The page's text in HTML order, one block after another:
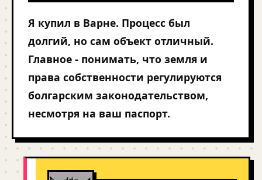
Я купил в Варне. Процесс был
долгий, но сам объект отличный.
Главное - понимать, что земля и
права собственности регулируются
болгарским законодательством,
несмотря на ваш паспорт.